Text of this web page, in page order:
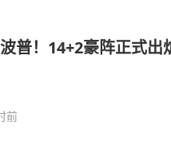
普！14+2豪阵正式出
前